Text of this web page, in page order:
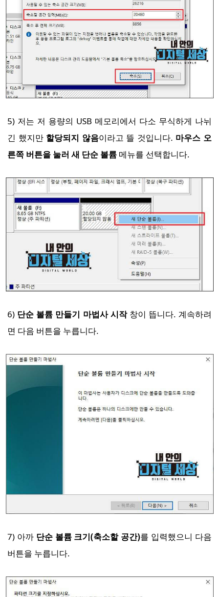
5) 저는 저 용량의 USB 메모리에서 다소 무식하게 나뉘
긴 했지만 할당되지 않음이라고 뜰 것입니다. 마우스 오
른쪽 버튼을 눌러 새 단순 볼륨 메뉴를 선택합니다.
6) 단순 볼륨 만들기 마법사 시작창이 뜹니다. 계속하려
면 다음 버튼을 누릅니다.
7) 아까 단순 볼륨 크기(축소할 공간)를 입력했으니 다음
버튼을 누릅니다.